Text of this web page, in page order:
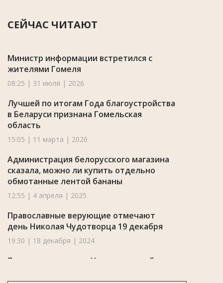
СЕЙЧАС ЧИТАЮТ
Министр информации встретился с
жителями Гомеля
08:25 | 31 июля | 2026
Лучшей по итогам Года благоустройства
в Беларуси признана Гомельская
область
15:05 | 11 марта | 2026
Администрация белорусского магазина
сказала, можно ли купить отдельно
обмотанные лентой бананы
12:55 | 4 апреля | 2025
Православные верующие отмечают
день Николая Чудотворца 19 декабря
19:30 | 18 декабря | 2024
7 августа отмечают Успение святой